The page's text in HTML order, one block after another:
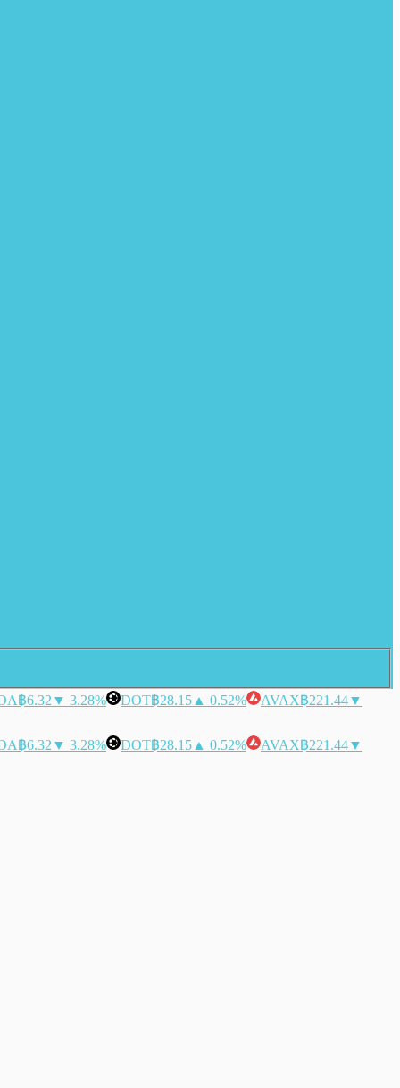
฿6.32 ▼ 3.28% DOT฿28.15 ▲ 0.52% AVAX฿221.44▼
฿6.32 ▼ 3.28% DOT฿28.15 ▲ 0.52% AVAX฿221.44▼